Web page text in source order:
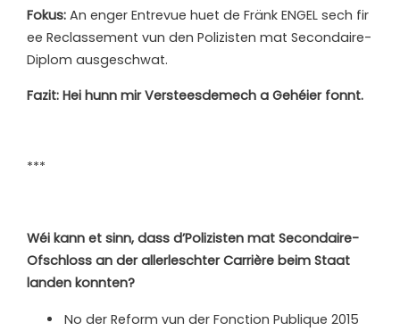
Fokus: An enger Entrevue huet de Fränk ENGEL sech fir
ee Reclassement vun den Polizisten mat Secondaire-
Diplom ausgeschwat.
Fazit: Hei hunn mir Versteesdemech a Gehéier fonnt.
***
Wéi kann et sinn, dass d’Polizisten mat Secondaire-
Ofschloss an der allerleschter Carrière beim Staat
landen konnten?
No der Reform vun der Fonction Publique 2015